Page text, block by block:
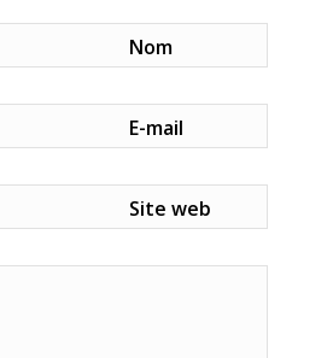
Nom
E-mail
Site web